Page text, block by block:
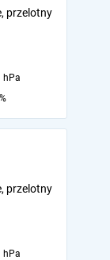
przelotny
hPa
przelotny
hPa